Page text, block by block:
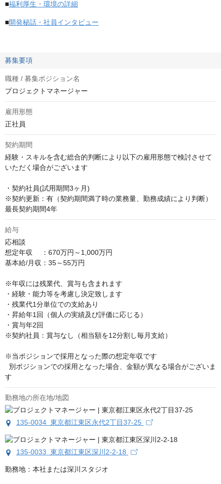
■福利厚生・環境の詳細
■開発秘話・社員インタビュー
募集要項
職種 / 募集ポジション名
プロジェクトマネージャー
雇用形態
正社員
契約期間
経験・スキルを含む総合的判断により以下の雇用形態で検討させて
いただく場合がございます
・契約社員(試用期間3ヶ月)
※契約更新：有（契約期間満了時の業務量、勤務成績により判断）
最長契約期間4年
給与
応相談
想定年収　 ：670万円～1,000万円
基本給/月収：35～55万円
※年収には残業代、賞与も含まれます
・経験・能力等を考慮し決定致します
・残業代1分単位での支給あり
・昇給年1回（個人の実績及び評価に応じる）
・賞与年2回
※契約社員：賞与なし（相当額を12分割し毎月支給）
※当ポジションで採用となった際の想定年収です
す
勤務地の所在地/地図
135-0034 東京都江東区永代2丁目37-25
135-0033 東京都江東区深川2-2-18
勤務地：本社または深川スタジオ